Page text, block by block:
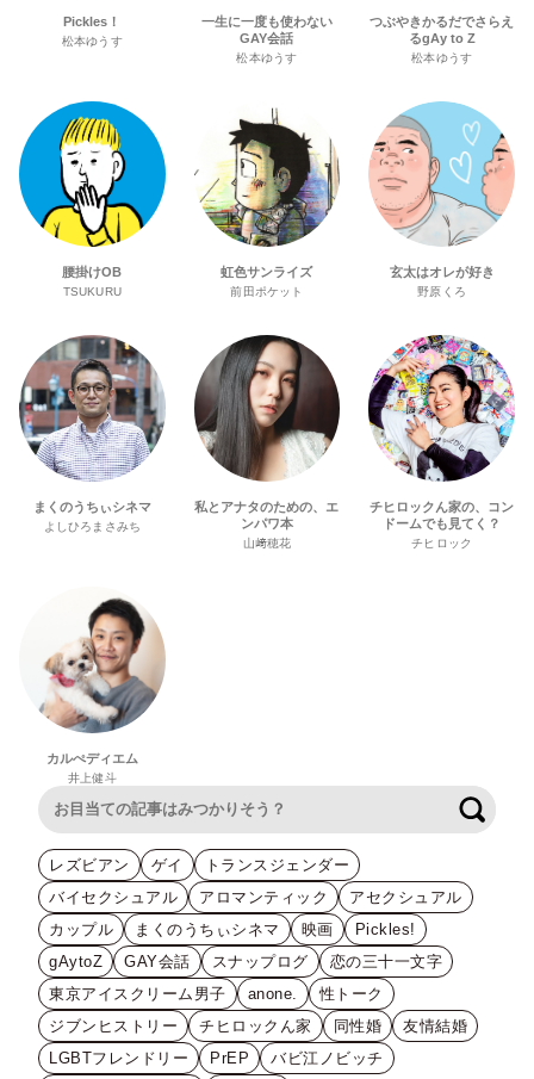
Pickles！
松本ゆうす
一生に一度も使わない
GAY会話
松本ゆうす
つぶやきかるだでさらえ
るgAy to Z
松本ゆうす
腰掛けOB
TSUKURU
虹色サンライズ
前田ポケット
玄太はオレが好き
野原くろ
まくのうちぃシネマ
よしひろまさみち
私とアナタのための、エ
ンパワ本
山﨑穂花
チヒロックん家の、コン
ドームでも見てく？
チヒロック
カルぺディエム
井上健斗
レズビアン ゲイ
トランスジェンダー
バイセクシュアル
アロマンティック
アセクシュアル
カップル
まくのうちぃシネマ 映画
Pickles!
gAytoZ
GAY会話 スナップログ
恋の三十一文字
東京アイスクリーム男子
anone.
性トーク
ジブンヒストリー
チヒロックん家 同性婚
友情結婚
LGBTフレンドリー
PrEP
バビ江ノビッチ